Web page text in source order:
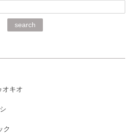
ょうど良く、手に馴染み、洗いやす
らで買い、毎食時に使用していま
。
す。 同じシリーズの器を揃えて
いお言葉をいただき、ありがとう
search
オキオ
ク